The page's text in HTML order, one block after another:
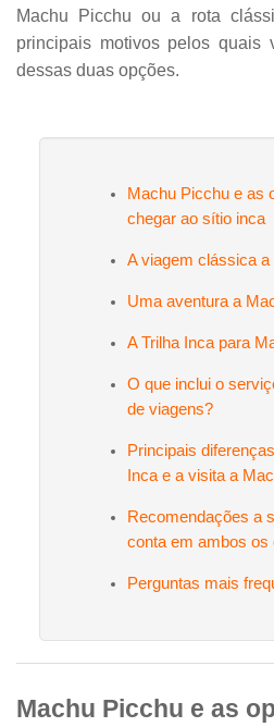
Machu Picchu ou a rota
principais motivos pelos quais
dessas duas opções.
Machu Picchu e as
chegar ao sítio inca
A viagem clássica
Uma aventura a
A Trilha Inca para
O que inclui o
de viagens?
Principais
Inca e a visita a
Recomendações a
conta em ambos os
Perguntas mais
Machu Picchu e as